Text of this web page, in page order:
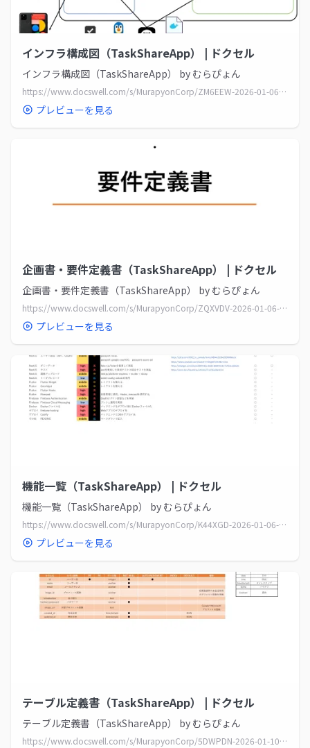
インフラ構成図（TaskShareApp） | ドクセル
インフラ構成図（TaskShareApp） by むらぴょん
https://www.docswell.com/s/MurapyonCorp/ZM6EEW-2026-01-06-235452
プレビューを見る
企画書・要件定義書（TaskShareApp） | ドクセル
企画書・要件定義書（TaskShareApp） by むらぴょん
https://www.docswell.com/s/MurapyonCorp/ZQXVDV-2026-01-06-232006
プレビューを見る
機能一覧（TaskShareApp） | ドクセル
機能一覧（TaskShareApp） by むらぴょん
https://www.docswell.com/s/MurapyonCorp/K44XGD-2026-01-06-234710
プレビューを見る
テーブル定義書（TaskShareApp） | ドクセル
テーブル定義書（TaskShareApp） by むらぴょん
https://www.docswell.com/s/MurapyonCorp/5DWPDN-2026-01-10-005709